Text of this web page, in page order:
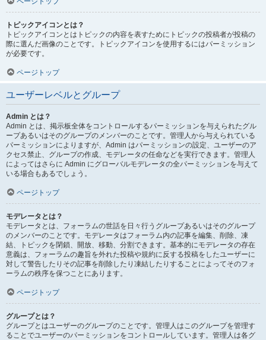
トピックアイコンとは？
トピックアイコンとはトピックの内容を表すためにトピックの投稿者が投稿の
際に選んだ画像のことです。トピックアイコンを使用するにはパーミッション
が必要です。
ページトップ
ユーザーレベルとグループ
Admin とは？
Admin とは、掲示板全体をコントロールするパーミッションを与えられたグル
ープあるいはそのグループのメンバーのことです。管理人から与えられている
パーミッションによりますが、Admin はパーミッションの設定、ユーザーのア
クセス禁止、グループの作成、モデレータの任命などを実行できます。管理人
によってはさらに Admin にグローバルモデレータの全パーミッションを与えて
いる場合もあるでしょう。
ページトップ
モデレータとは？
モデレータとは、フォーラムの世話を日々行うグループあるいはそのグループ
のメンバーのことです。モデレータはフォーラム内の記事を編集、削除、凍
結、トピックを閉鎖、開放、移動、分割できます。基本的にモデレータの存在
意義は、フォーラムの趣旨を外れた投稿や規約に反する投稿をしたユーザーに
対して警告したりその記事を削除したり凍結したりすることによってそのフォ
ーラムの秩序を保つことにあります。
ページトップ
グループとは？
グループとはユーザーのグループのことです。管理人はこのグループを管理す
ることでユーザーのパーミッションをコントロールしています。管理人は各グ